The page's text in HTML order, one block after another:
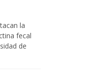
la
fecal
de